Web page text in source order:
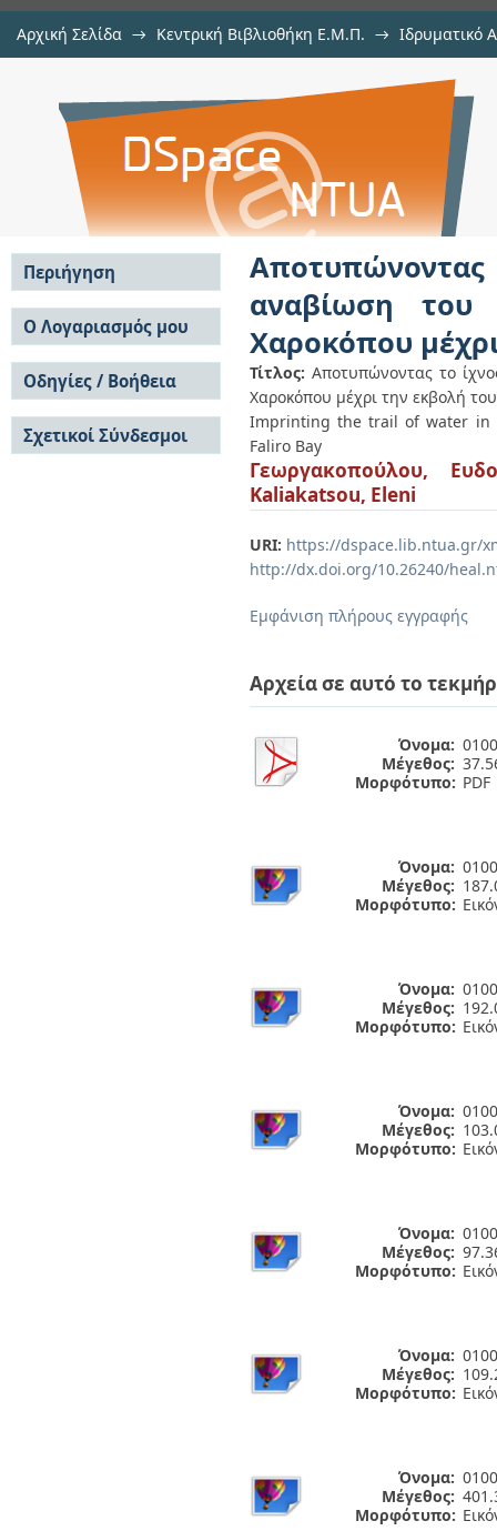
Αρχική Σελίδα → Κεντρική Βιβλιοθήκη Ε.Μ.Π. → Ιδρυματικό
Αποτυπώνοντας το ίχνος του
Ιλισσού από την γέφυρα
Όρμο.
αναβίωση
Χαροκόπου
Τίτλος: Αποτυπώνοντας το
Χαροκόπου μέχρι την εκβολή
Imprinting the trail of water in
Faliro Bay
Γεωργακοπούλου,
Kaliakatsou, Eleni
URI: https://dspace.lib.ntua.gr/
http://dx.doi.org/10.26240/
Εμφάνιση πλήρους εγγραφής
Αρχεία σε αυτό το
Όνομα:
Μέγεθος:
Μορφότυπο: PDF
Όνομα:
Μέγεθος:
Μορφότυπο:
Όνομα:
Μέγεθος:
Μορφότυπο:
Όνομα:
Μέγεθος:
Μορφότυπο:
Όνομα:
Μέγεθος:
Μορφότυπο:
Όνομα:
Μέγεθος:
Μορφότυπο:
Όνομα:
Μέγεθος:
Μορφότυπο:
Περιήγηση
Σε όλο το DSpace
Κοινότητες & Συλλογές
Ανά Ημερομηνία
Έκδοσης
Συγγραφείς
Τίτλοι
Θέματα
Ο Λογαριασμός μου
Σύνδεση
Εγγραφή
Οδηγίες / Βοήθεια
Οδηγίες Υποβολής
Οδηγίες Χρήσης ΙΑ
Συχνές Ερωτήσεις
Σχετικοί Σύνδεσμοι